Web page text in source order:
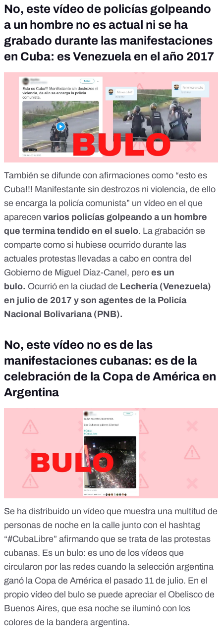
No, este vídeo de policías golpeando
a un hombre no es actual ni se ha
grabado durante las manifestaciones
en Cuba: es Venezuela en el año 2017
También se difunde con afirmaciones como “esto es
Cuba!!! Manifestante sin destrozos ni violencia, de ello
se encarga la policía comunista” un vídeo en el que
aparecen varios policías golpeando a un hombre
que termina tendido en el suelo. La grabación se
comparte como si hubiese ocurrido durante las
actuales protestas llevadas a cabo en contra del
Gobierno de Miguel Díaz-Canel, pero es un
bulo. Ocurrió en la ciudad de Lechería (Venezuela)
en julio de 2017 y son agentes de la Policía
Nacional Bolivariana (PNB).
No, este vídeo no es de las
manifestaciones cubanas: es de la
celebración de la Copa de América en
Argentina
Se ha distribuido un vídeo que muestra una multitud de
personas de noche en la calle junto con el hashtag
“#CubaLibre” afirmando que se trata de las protestas
cubanas. Es un bulo: es uno de los vídeos que
circularon por las redes cuando la selección argentina
ganó la Copa de América el pasado 11 de julio. En el
propio vídeo del bulo se puede apreciar el Obelisco de
Buenos Aires, que esa noche se iluminó con los
colores de la bandera argentina.